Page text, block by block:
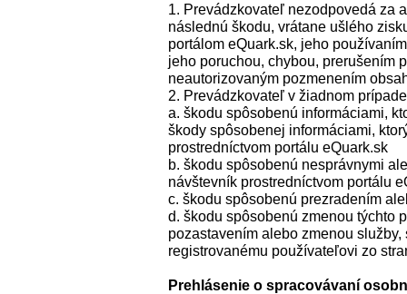
1. Prevádzkovateľ nezodpovedá za
následnú škodu, vrátane ušlého
portálom eQuark.sk, jeho
jeho poruchou, chybou, prerušením
neautorizovaným pozmenením
2. Prevádzkovateľ v žiadnom
a. škodu spôsobenú informáciami,
škody spôsobenej informáciami,
prostredníctvom portálu eQuark.sk
b. škodu spôsobenú nesprávnymi
návštevník prostredníctvom portálu
c. škodu spôsobenú prezradením
d. škodu spôsobenú zmenou týchto
pozastavením alebo zmenou
registrovanému používateľovi zo
Prehlásenie o spracovávaní